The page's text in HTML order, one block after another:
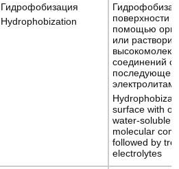
Гидрофобизация
Hydrophobization
поверхности
помощью
или
соединений с
последующей
surface with
water-soluble
molecular
followed by
electrolytes